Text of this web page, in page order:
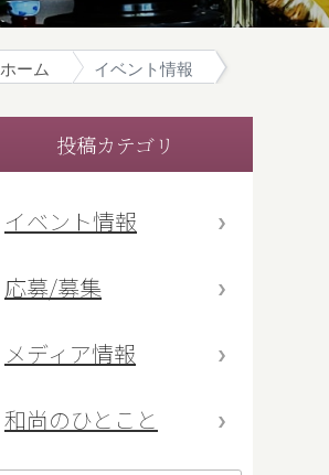
ホーム イベント情報
投稿カテゴリ
イベント情報
応募/募集
メディア情報
和尚のひとこと